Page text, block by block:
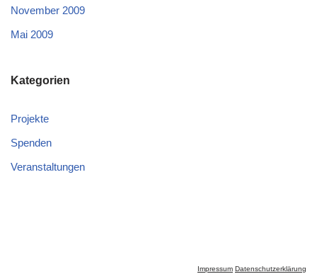
November 2009
Mai 2009
Kategorien
Projekte
Spenden
Veranstaltungen
Impressum Datenschutzerklärung